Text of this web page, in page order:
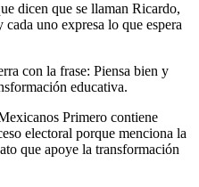
dicen que se llaman Ricardo,
uno expresa lo que espera
con la frase: Piensa bien y
educativa.
Primero contiene
electoral porque menciona la
que apoye la transformación